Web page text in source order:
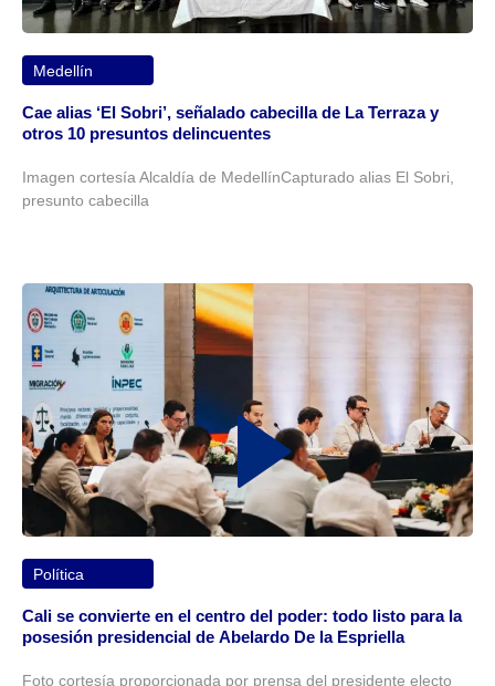
Medellín
Cae alias ‘El Sobri’, señalado cabecilla de La Terraza y
otros 10 presuntos delincuentes
Imagen cortesía Alcaldía de MedellínCapturado alias El Sobri,
presunto cabecilla
Política
Cali se convierte en el centro del poder: todo listo para la
posesión presidencial de Abelardo De la Espriella
Foto cortesía proporcionada por prensa del presidente electo